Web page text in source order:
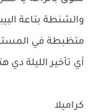
والشنطة بتاعة
متظبطة في
أي تأخير الليلة
كراميلا